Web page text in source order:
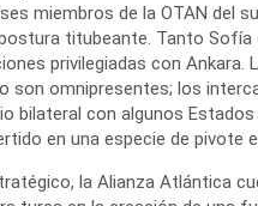
miembros de la OTAN del
titubeante. Tanto
privilegiadas con
son omnipresentes; los
bilateral con algunos Estados
en una especie de pivote
la Alianza Atlántica